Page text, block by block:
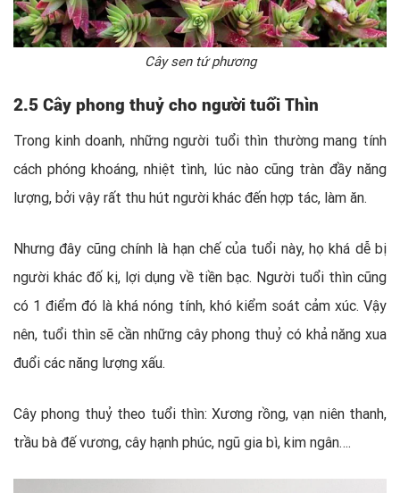
Cây sen tứ phương
2.5 Cây phong thuỷ cho người tuổi Thìn
Trong kinh doanh, những người tuổi thìn thường mang tính
cách phóng khoáng, nhiệt tình, lúc nào cũng tràn đầy năng
lượng, bởi vậy rất thu hút người khác đến hợp tác, làm ăn.
Nhưng đây cũng chính là hạn chế của tuổi này, họ khá dễ bị
người khác đố kị, lợi dụng về tiền bạc. Người tuổi thìn cũng
có 1 điểm đó là khá nóng tính, khó kiểm soát cảm xúc. Vậy
nên, tuổi thìn sẽ cần những cây phong thuỷ có khả năng xua
đuổi các năng lượng xấu.
Cây phong thuỷ theo tuổi thìn: Xương rồng, vạn niên thanh,
trầu bà đế vương, cây hạnh phúc, ngũ gia bì, kim ngân….